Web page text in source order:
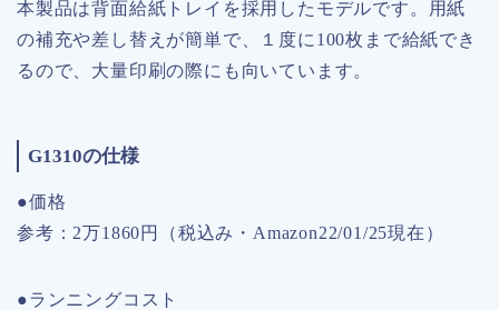
本製品は背面給紙トレイを採用したモデルです。用紙
の補充や差し替えが簡単で、１度に100枚まで給紙でき
るので、大量印刷の際にも向いています。
G1310の仕様
●価格
参考：2万1860円（税込み・Amazon22/01/25現在）
●ランニングコスト